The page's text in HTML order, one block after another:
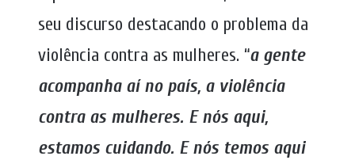
seu discurso destacando o problema da
violência contra as mulheres. “a gente
acompanha aí no país, a violência
contra as mulheres. E nós aqui,
estamos cuidando. E nós temos aqui